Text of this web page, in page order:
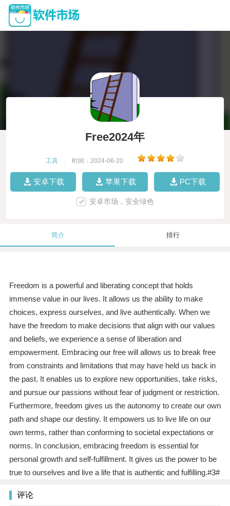
Free2024年
工具 时间：2024-06-20
安卓下载 苹果下载 PC下载
安卓市场，安全绿色
简介 排行
Freedom is a powerful and liberating concept that holds
immense value in our lives. It allows us the ability to make
choices, express ourselves, and live authentically. When we
have the freedom to make decisions that align with our values
and beliefs, we experience a sense of liberation and
empowerment. Embracing our free will allows us to break free
from constraints and limitations that may have held us back in
the past. It enables us to explore new opportunities, take risks,
and pursue our passions without fear of judgment or restriction.
Furthermore, freedom gives us the autonomy to create our own
path and shape our destiny. It empowers us to live life on our
own terms, rather than conforming to societal expectations or
norms. In conclusion, embracing freedom is essential for
personal growth and self-fulfillment. It gives us the power to be
true to ourselves and live a life that is authentic and fulfilling.#3#
评论